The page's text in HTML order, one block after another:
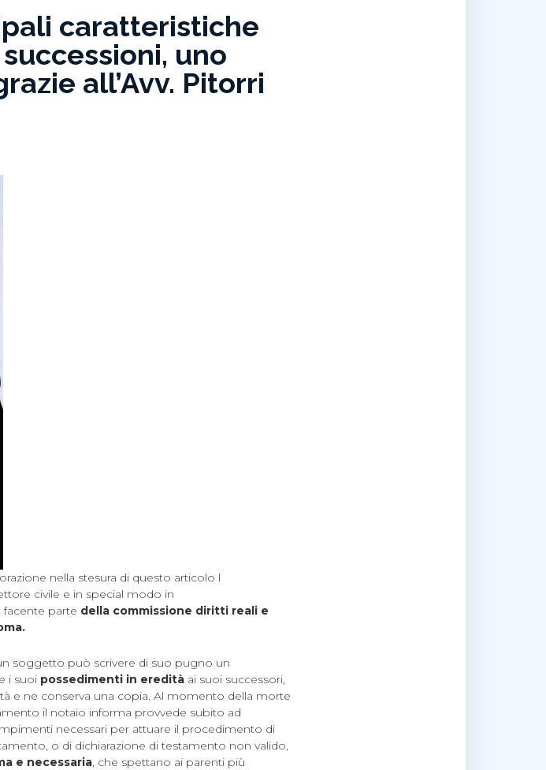
caratteristiche
uno
all’Avv. Pitorri
nella stesura di questo articolo l
civile e in special modo in
facente parte della commissione diritti reali e
soggetto può scrivere di suo pugno un
i suoi possedimenti in eredità ai suoi successori,
e ne conserva una copia. Al momento della morte
il notaio informa provvede subito ad
necessari per attuare il procedimento di
o di dichiarazione di testamento non valido,
e necessaria, che spettano ai parenti più